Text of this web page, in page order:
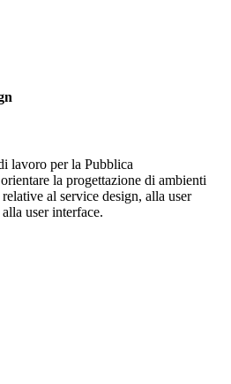
lavoro per la Pubblica
la progettazione di ambienti
al service design, alla user
user interface.